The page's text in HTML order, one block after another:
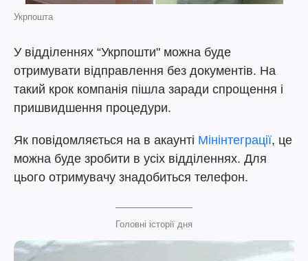
Укрпошта
У відділеннях “Укрпошти" можна буде
отримувати відправлення без документів. На
такий крок компанія пішла заради спрощення і
пришвидшення процедури.
Як повідомляється на в акаунті Мінінтеграції, це
можна буде зробити в усіх відділеннях. Для
цього отримувачу знадобиться телефон.
Головні історії дня